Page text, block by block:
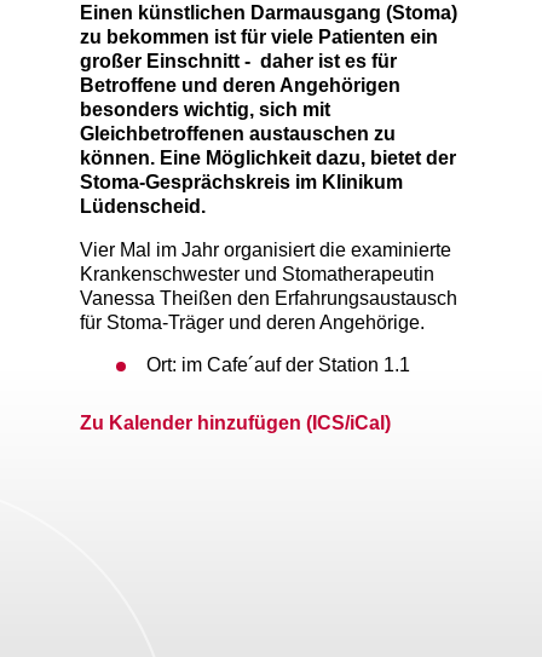
Einen künstlichen Darmausgang (Stoma)
zu bekommen ist für viele Patienten ein
großer Einschnitt - daher ist es für
Betroffene und deren Angehörigen
besonders wichtig, sich mit
Gleichbetroffenen austauschen zu
können. Eine Möglichkeit dazu, bietet der
Stoma-Gesprächskreis im Klinikum
Lüdenscheid.
Vier Mal im Jahr organisiert die examinierte
Krankenschwester und Stomatherapeutin
Vanessa Theißen den Erfahrungsaustausch
für Stoma-Träger und deren Angehörige.
Ort: im Cafe´auf der Station 1.1
Zu Kalender hinzufügen (ICS/iCal)